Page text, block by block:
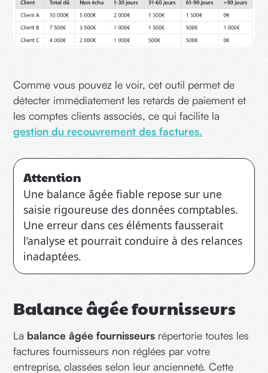
Comme vous pouvez le voir, cet outil permet de
détecter immédiatement les retards de paiement et
les comptes clients associés, ce qui facilite la
gestion du recouvrement des factures.
Attention
Une balance âgée fiable repose sur une
saisie rigoureuse des données comptables.
Une erreur dans ces éléments fausserait
l’analyse et pourrait conduire à des relances
inadaptées.
Balance âgée fournisseurs
La balance âgée fournisseurs répertorie toutes les
factures fournisseurs non réglées par votre
entreprise, classées selon leur ancienneté. Cette